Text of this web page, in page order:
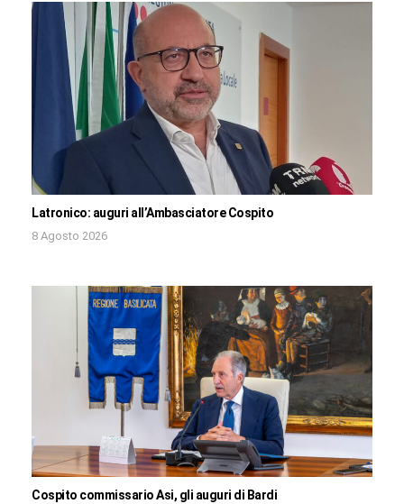
Latronico: auguri all’Ambasciatore Cospito
8 Agosto 2026
Cospito commissario Asi, gli auguri di Bardi